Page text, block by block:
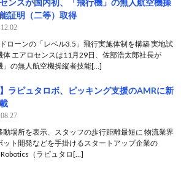
ンスが国内初、「飛行機」の無人航空機操
証明（二等）取得
ローンの「レベル3.5」飛行実施体制を構築 実地試
体 エアロセンスは11月29日、佐部浩太郎社長が
」の無人航空機操縦者技能[…]
】ラピュタロボ、ピッキング支援のAMRに新
動場所を表示、スタッフの歩行距離最短に 物流業界
ット開発などを手掛けるスタートアップ企業の
Robotics（ラピュタロ[…]